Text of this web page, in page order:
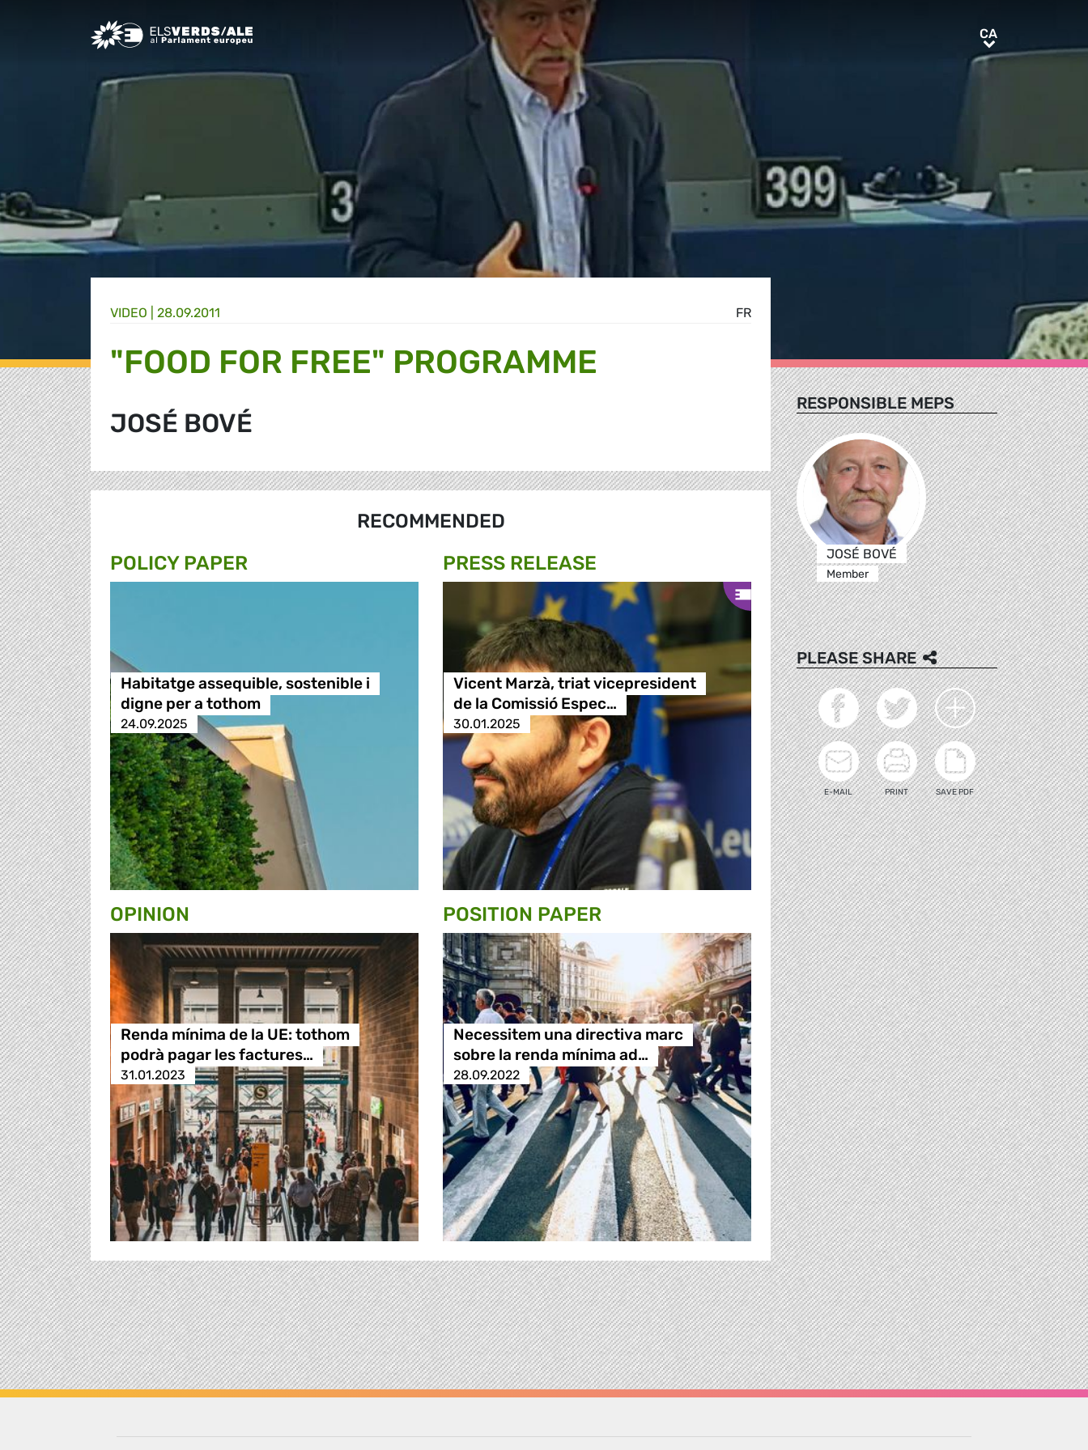
Greens/EFA Home CACA
FR
VIDEO | 28.09.2011
"FOOD FOR FREE" PROGRAMME
JOSÉ BOVÉ
RECOMMENDED
POLICY PAPER
Habitatge assequible, sostenible i
digne per a tothom
24.09.2025
PRESS RELEASE
Vicent Marzà, triat vicepresident
de la Comissió Espec…
30.01.2025
OPINION
Renda mínima de la UE: tothom
podrà pagar les factures…
31.01.2023
POSITION PAPER
Necessitem una directiva marc
sobre la renda mínima ad…
28.09.2022
RESPONSIBLE MEPS
JOSÉ BOVÉ
Member
PLEASE SHARE
E-MAIL PRINT SAVE PDF